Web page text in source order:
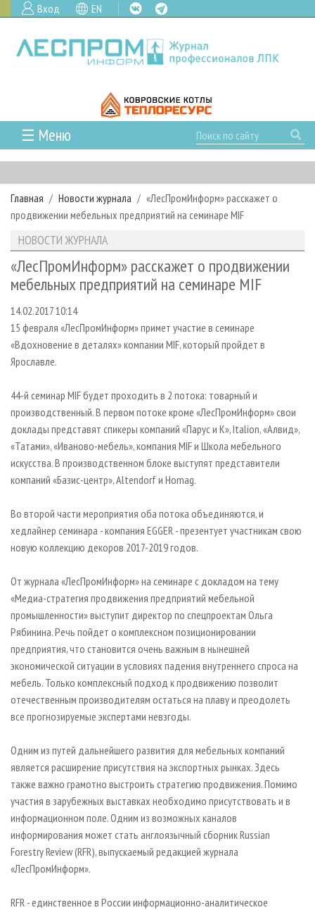
Вход EN
☰ Меню
ГЛАВНАЯ
РУБРИКИ И ТЕМЫ
РУБРИКИ ЖУРНАЛА
ЛЕСОЗАГОТОВКА
ЛЕСОПИЛЕНИЕ
СУШКА ДРЕВЕСИНЫ
ПРОИЗВОДСТВО ДРЕВЕСНЫХ ПЛИТ
ПРОИЗВОДСТВО МЕБЕЛИ
БИОЭНЕРГЕТИКА
ЦБП
ИНСТРУМЕНТ И МАТЕРИАЛЫ
НОВОСТИ
НОВОСТИ ЛПК
НОВОСТИ ЖУРНАЛА
ПРОЕКТЫ ЛПИ
АНАЛИТИКА
ПРЕДПРИЯТИЯ ЛПК
ПЕРСОНЫ
МОБИЛЬНЫЕ ВЫСТАВКИ
ПРИОРИТЕТНЫЕ ИНВЕСТПРОЕКТЫ
RUSSIAN FORESTRY REVIEW
ГАЗЕТА ЛЕСПРОМФОРУМ
БИБЛИОТЕКА СПЕЦИАЛИСТА
АРХИВ
АРХИВ ЖУРНАЛОВ
О ЖУРНАЛЕ
ПОДПИСКА
КОНТАКТЫ
РЕКЛАМОДАТЕЛЯМ
РЕКЛАМА
РЕКЛАМА НА САЙТЕ
Главная Новости журнала
«ЛесПромИнформ» расскажет о
продвижении мебельных предприятий на семинаре MIF
НОВОСТИ ЖУРНАЛА
«ЛесПромИнформ» расскажет о продвижении
мебельных предприятий на семинаре MIF
14.02.2017 10:14
15 февраля «ЛесПромИнформ» примет участие в семинаре
«Вдохновение в деталях» компании MIF, который пройдет в
Ярославле.
44-й семинар MIF будет проходить в 2 потока: товарный и
производственный. В первом потоке кроме «ЛесПромИнформ» свои
доклады представят спикеры компаний «Парус и К», Italion, «Алвид»,
«Татами», «Иваново-мебель», компания MIF и Школа мебельного
искусства. В производственном блоке выступят представители
компаний «Базис-центр», Altendorf и Homag.
Во второй части мероприятия оба потока объединяются, и
хедлайнер семинара - компания EGGER - презентует участникам свою
новую коллекцию декоров 2017-2019 годов.
От журнала «ЛесПромИнформ» на семинаре с докладом на тему
«Медиа-стратегия продвижения предприятий мебельной
промышленности» выступит директор по спецпроектам Ольга
Рябинина. Речь пойдет о комплексном позиционировании
предприятия, что становится очень важным в нынешней
экономической ситуации в условиях падения внутреннего спроса на
мебель. Только комплексный подход к продвижению позволит
отечественным производителям остаться на плаву и преодолеть
все прогнозируемые экспертами невзгоды.
Одним из путей дальнейшего развития для мебельных компаний
является расширение присутствия на экспортных рынках. Здесь
также важно грамотно выстроить стратегию продвижения. Помимо
участия в зарубежных выставках необходимо присутствовать и в
информационном поле. Одним из возможных каналов
информирования может стать англоязычный сборник Russian
Forestry Review (RFR), выпускаемый редакцией журнала
«ЛесПромИнформ».
RFR - единственное в России информационно-аналитическое